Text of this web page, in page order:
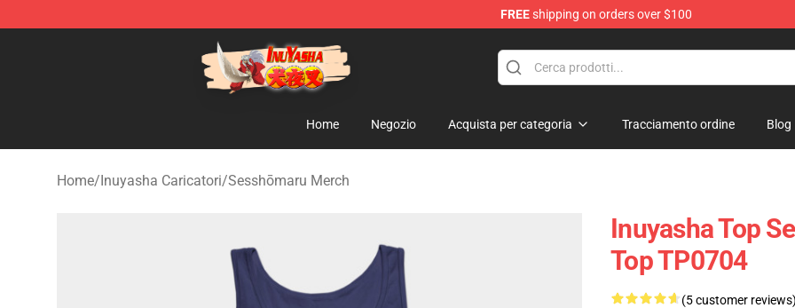
FREEshipping on orders over $100
Inuyasha Store - Official Inuyasha Merchandise Shop
Home Negozio Acquista per categoria Tracciamento ordine Blog
Home/Inuyasha Caricatori/Sesshōmaru Merch
Inuyasha Top
Top TP0704
(5 customer